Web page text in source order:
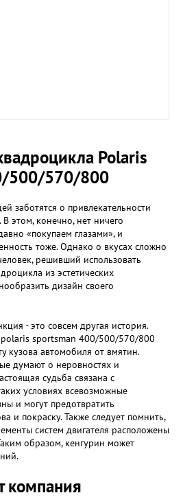
Polaris
500/570/800
заботятся о привлекательности
В этом, конечно, нет ничего
«покупаем глазами», и
тоже. Однако о вкусах сложно
решивший использовать
из эстетических
дизайн своего
- это совсем другая история.
sportsman 400/500/570/800
кузова автомобиля от вмятин.
думают о неровностях и
судьба связана с
условиях всевозможные
и могут предотвратить
и покраску. Также следует помнить,
систем двигателя расположены
образом, кенгурин может
компания